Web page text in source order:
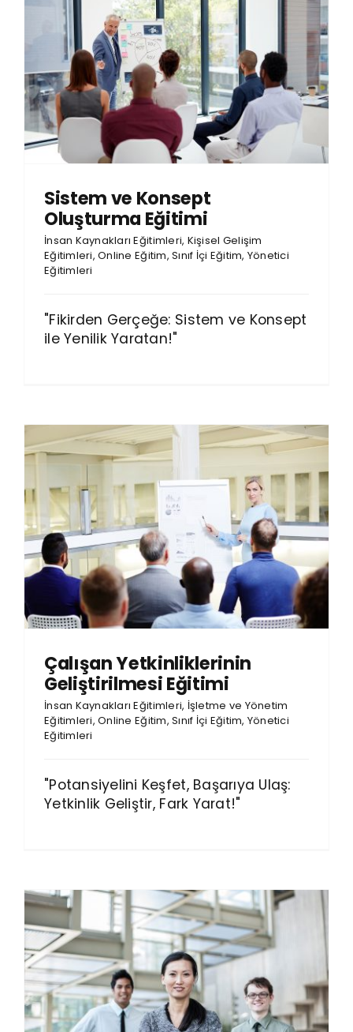
Sistem ve Konsept
Oluşturma Eğitimi
İnsan Kaynakları Eğitimleri, Kişisel Gelişim
Eğitimleri,Online Eğitim,Sınıf İçi Eğitim, Yönetici
Eğitimleri
"Fikirden Gerçeğe: Sistem ve Konsept
ile Yenilik Yaratan!"
Çalışan Yetkinliklerinin
Geliştirilmesi Eğitimi
İnsan Kaynakları Eğitimleri, İşletme ve Yönetim
Eğitimleri,Online Eğitim,Sınıf İçi Eğitim, Yönetici
Eğitimleri
"Potansiyelini Keşfet, Başarıya Ulaş:
Yetkinlik Geliştir, Fark Yarat!"